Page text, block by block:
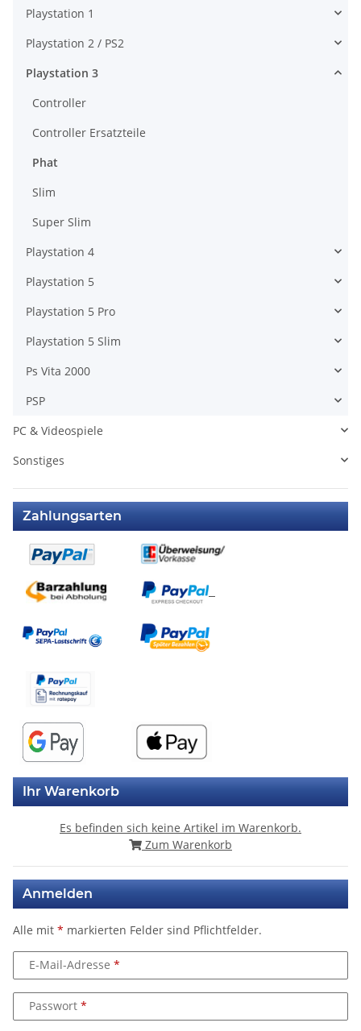
Controller 1914
Playstation 1
Playstation 2 / PS2
Playstation 3
Controller
Controller Ersatzteile
Phat
Slim
Super Slim
Playstation 4
Playstation 5
Playstation 5 Pro
Playstation 5 Slim
Ps Vita 2000
PSP
PC & Videospiele
Sonstiges
Zahlungsarten
Ihr Warenkorb
Es befinden sich keine Artikel im Warenkorb.
Zum Warenkorb
Anmelden
Alle mit * markierten Felder sind Pflichtfelder.
E-Mail-Adresse
Passwort